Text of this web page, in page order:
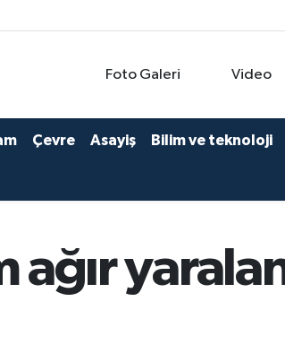
Foto Galeri Video
Çevre Asayiş Bilim ve teknoloji
ağır